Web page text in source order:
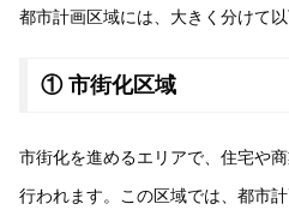
都市計画区域には、大きく分けて
① 市街化区域
市街化を進めるエリアで、住宅や
行われます。この区域では、都市